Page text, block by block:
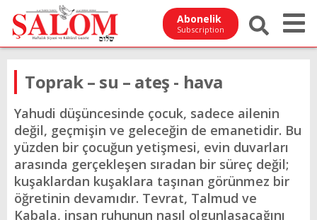
Abonelik
Subscription
Toprak – su – ateş - hava
Yahudi düşüncesinde çocuk, sadece ailenin
değil, geçmişin ve geleceğin de emanetidir. Bu
yüzden bir çocuğun yetişmesi, evin duvarları
arasında gerçekleşen sıradan bir süreç değil;
kuşaklardan kuşaklara taşınan görünmez bir
öğretinin devamıdır. Tevrat, Talmud ve
Kabala, insan ruhunun nasıl olgunlaşacağını